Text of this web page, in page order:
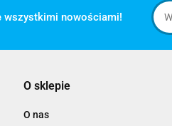
wszystkimi nowościami!
O sklepie
O nas